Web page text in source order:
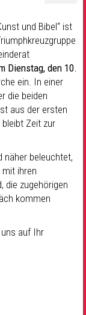
und Bibel“ ist
Dienstag, den 10.
ein. In einer
die beiden
aus der ersten
Zeit zur
näher beleuchtet,
mit ihren
die zugehörigen
kommen
auf Ihr